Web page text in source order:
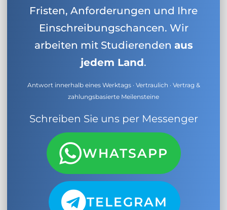
Fristen, Anforderungen und Ihre
Einschreibungschancen. Wir
arbeiten mit Studierenden aus
jedem Land.
Antwort innerhalb eines Werktags · Vertraulich · Vertrag &
zahlungsbasierte Meilensteine
Schreiben Sie uns per Messenger
WHATSAPP
TELEGRAM